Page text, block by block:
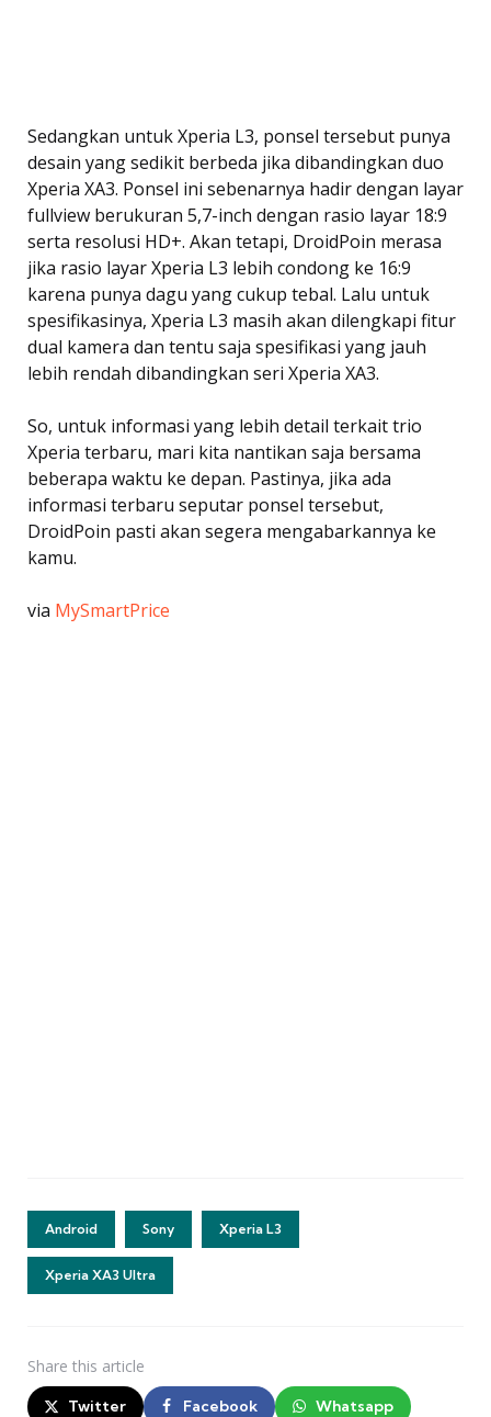
Sedangkan untuk Xperia L3, ponsel tersebut punya
desain yang sedikit berbeda jika dibandingkan duo
Xperia XA3. Ponsel ini sebenarnya hadir dengan layar
fullview berukuran 5,7-inch dengan rasio layar 18:9
serta resolusi HD+. Akan tetapi, DroidPoin merasa
jika rasio layar Xperia L3 lebih condong ke 16:9
karena punya dagu yang cukup tebal. Lalu untuk
spesifikasinya, Xperia L3 masih akan dilengkapi fitur
dual kamera dan tentu saja spesifikasi yang jauh
lebih rendah dibandingkan seri Xperia XA3.
So, untuk informasi yang lebih detail terkait trio
Xperia terbaru, mari kita nantikan saja bersama
beberapa waktu ke depan. Pastinya, jika ada
informasi terbaru seputar ponsel tersebut,
DroidPoin pasti akan segera mengabarkannya ke
kamu.
via MySmartPrice
Android Sony Xperia L3
Xperia XA3 Ultra
Share this article
Twitter Facebook Whatsapp